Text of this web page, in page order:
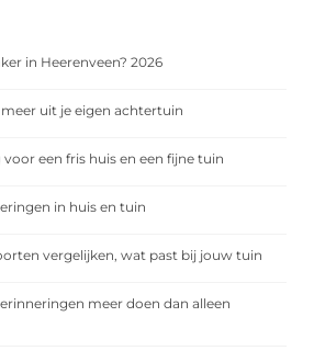
in Heerenveen? 2026
uit je eigen achtertuin
een fris huis en een fijne tuin
in huis en tuin
vergelijken, wat past bij jouw tuin
meer doen dan alleen